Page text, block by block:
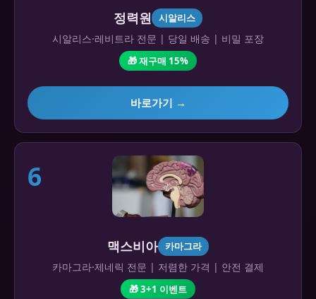
정력원 시알리스
시알리스·레비트라 전문 | 당일 배송 | 비밀 포장
🎁 재구매 15%
바로가기 →
6
맥스비아 카마그라
카마그라·제네릭 전문 | 저렴한 가격 | 안전 결제
🎁 3+1 이벤트